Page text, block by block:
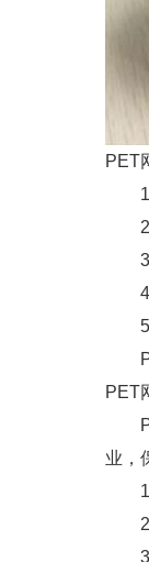
PET
PET
业，